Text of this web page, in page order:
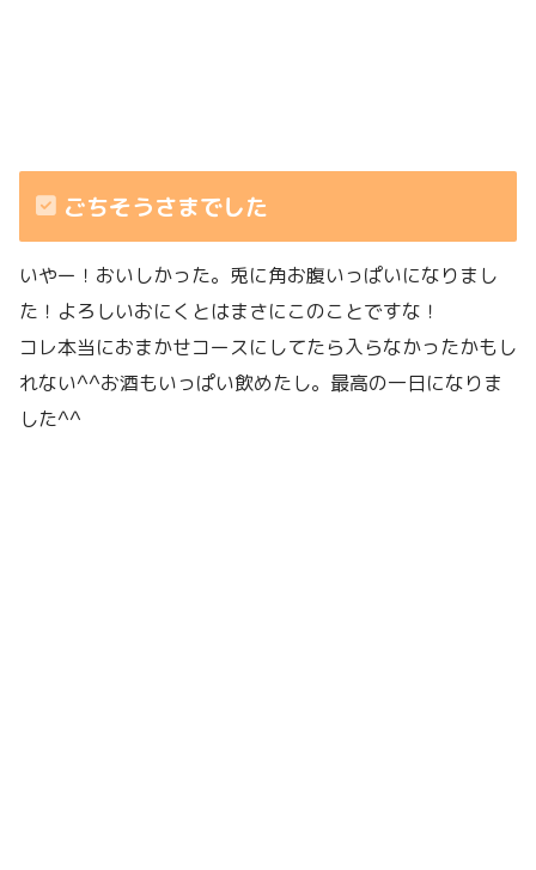
ごちそうさまでした
いやー！おいしかった。兎に角お腹いっぱいになりまし
た！よろしいおにくとはまさにこのことですな！
コレ本当におまかせコースにしてたら入らなかったかもし
れない^^お酒もいっぱい飲めたし。最高の一日になりま
した^^